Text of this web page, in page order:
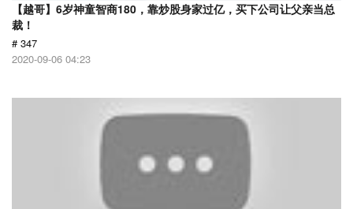
【越哥】6岁神童智商180，靠炒股身家过亿，买下公司让父亲当总
裁！
# 347
2020-09-06 04:23